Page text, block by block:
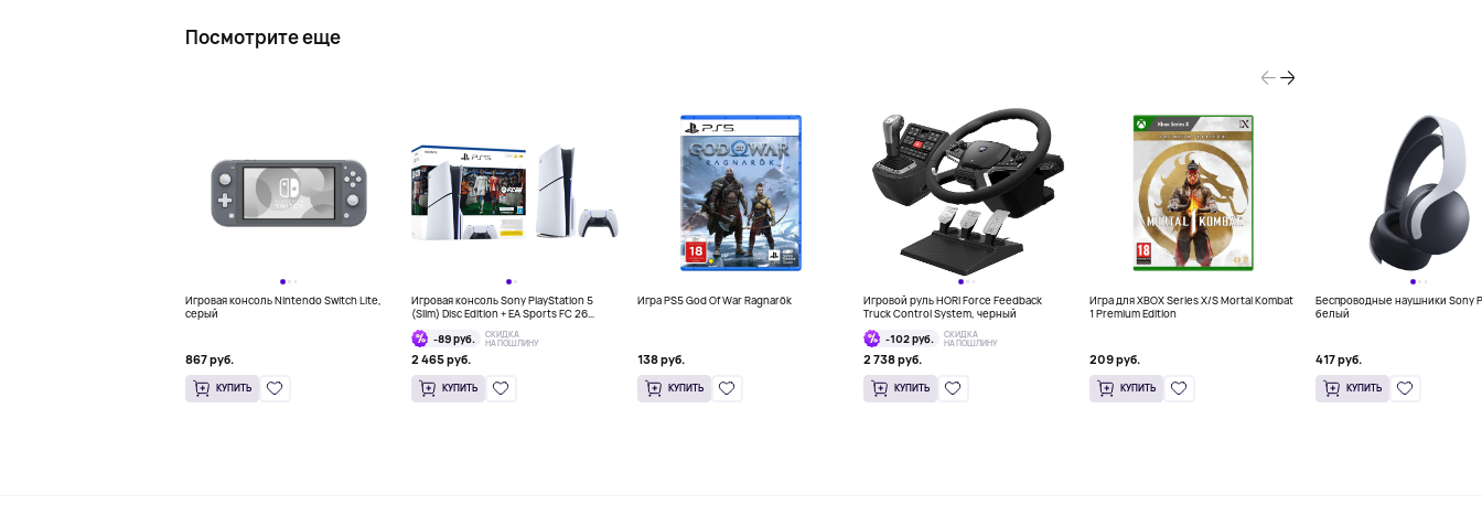
Посмотрите еще
Игровая консоль Nintendo Switch Lite,
серый
867 руб.
КУПИТЬ
Игровая консоль Sony PlayStation 5
(Slim) Disc Edition + EA Sports FC 26
Bundle
-89 руб.
СКИДКА
НА ПОШЛИНУ
2 465 руб.
КУПИТЬ
Игра PS5 God Of War Ragnarök
138 руб.
КУПИТЬ
Игровой руль HORI Force Feedback
Truck Control System, черный
-102 руб.
СКИДКА
НА ПОШЛИНУ
2 738 руб.
КУПИТЬ
Игра для XBOX Series X/S Mortal Kombat
1 Premium Edition
209 руб.
КУПИТЬ
Беспроводные наушники Sony
белый
417 руб.
КУПИТЬ